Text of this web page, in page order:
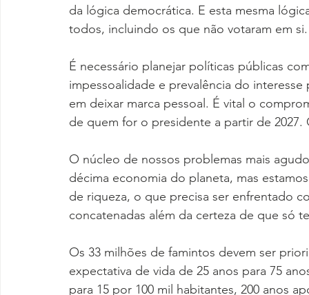
da lógica democrática. E esta mesma
todos, incluindo os que não votaram em si.
É necessário planejar políticas públicas
impessoalidade e prevalência do
em deixar marca pessoal. É vital o
de quem for o presidente a partir de
O núcleo de nossos problemas mais
décima economia do planeta, mas
de riqueza, o que precisa ser enfrentado
concatenadas além da certeza de que só
Os 33 milhões de famintos devem ser
expectativa de vida de 25 anos para 75
para 15 por 100 mil habitantes, 200 anos